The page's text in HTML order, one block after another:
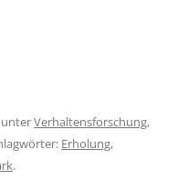
unterVerhaltensforschung,
Erholung,
.